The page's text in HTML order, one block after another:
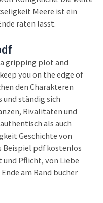
Meere ist ein
raten lässt.
gripping plot and
you on the edge of
den Charakteren
ständig sich
Rivalitäten und
als auch
Geschichte von
Beispiel pdf kostenlos
und Pflicht, von Liebe
am Rand bücher